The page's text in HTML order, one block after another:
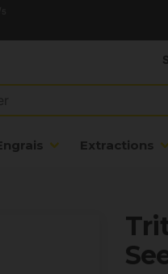
Extractions